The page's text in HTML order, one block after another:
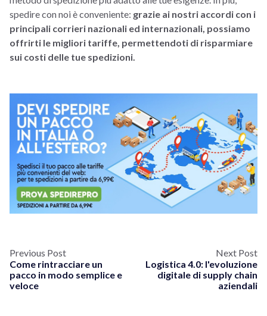
spedire con noi è conveniente: grazie ai nostri accordi con i
principali corrieri nazionali ed internazionali, possiamo
offrirti le migliori tariffe, permettendoti di risparmiare
sui costi delle tue spedizioni.
Previous Post
Come rintracciare un
pacco in modo semplice e
veloce
Next Post
Logistica 4.0: l'evoluzione
digitale di supply chain
aziendali